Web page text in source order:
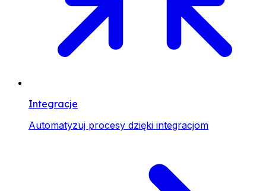
Integracje
Automatyzuj procesy dzięki integracjom